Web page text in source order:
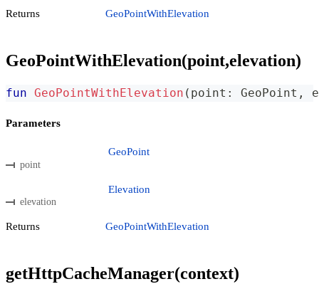
Returns GeoPointWithElevation
GeoPointWithElevation(point,elevation)
fun GeoPointWithElevation ( point : GeoPoint ,
Parameters
point
GeoPoint
elevation
Elevation
Returns GeoPointWithElevation
getHttpCacheManager(context)